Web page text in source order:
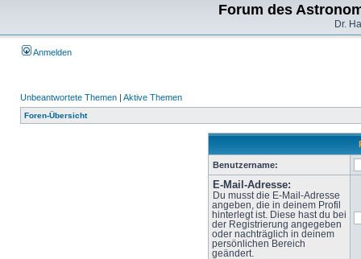
Forum des
Dr.
Anmelden
Unbeantwortete Themen | Aktive Themen
Foren-Übersicht
Benutzername:
E-Mail-Adresse:
Du musst die E-Mail-Adresse
angeben, die in deinem Profil
hinterlegt ist. Diese hast du bei
der Registrierung angegeben
oder nachträglich in deinem
persönlichen Bereich
geändert.